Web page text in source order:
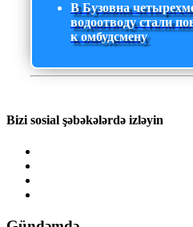
В Бузовна
водоотводу стали
к омбудсмену
Bizi sosial şəbəkələrdə izləyin